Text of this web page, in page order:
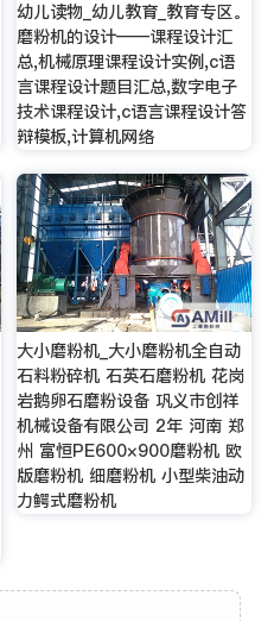
幼儿读物_幼儿教育_教育专区。
磨粉机的设计——课程设计汇
总,机械原理课程设计实例,c语
言课程设计题目汇总,数字电子
技术课程设计,c语言课程设计答
辩模板,计算机网络
大小磨粉机_大小磨粉机全自动
石料粉碎机 石英石磨粉机 花岗
岩鹅卵石磨粉设备 巩义市创祥
机械设备有限公司 2年 河南 郑
州 富恒PE600×900磨粉机 欧
版磨粉机 细磨粉机 小型柴油动
力鳄式磨粉机